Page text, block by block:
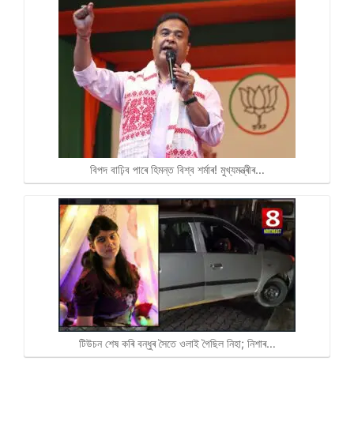
বিপদ বাঢ়িব পাৰে হিমন্ত বিশ্ব শৰ্মাৰ! মুখ্যমন্ত্ৰীৰ…
টিউচন শেষ কৰি বন্ধুৰ সৈতে ওলাই গৈছিল নিহা; নিশাৰ…